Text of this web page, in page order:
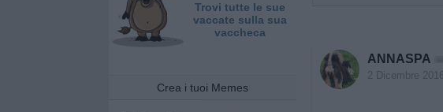
Trovi tutte le sue
vaccate sulla sua
vaccheca
Crea i tuoi Memes
ANNASPA
2 Dicembre 2016